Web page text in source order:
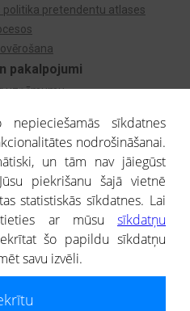
pakalpojumi
uzņēmumu
koks
atlase
uzņēmumiem
pretendentu atlases
sīkdatnes
nodrošināšanai.
un tām nav jāiegūst
piekrišanu šajā vietnē
statistiskās sīkdatnes. Lai
ar mūsu sīkdatņu
šo papildu sīkdatņu
savu izvēli.